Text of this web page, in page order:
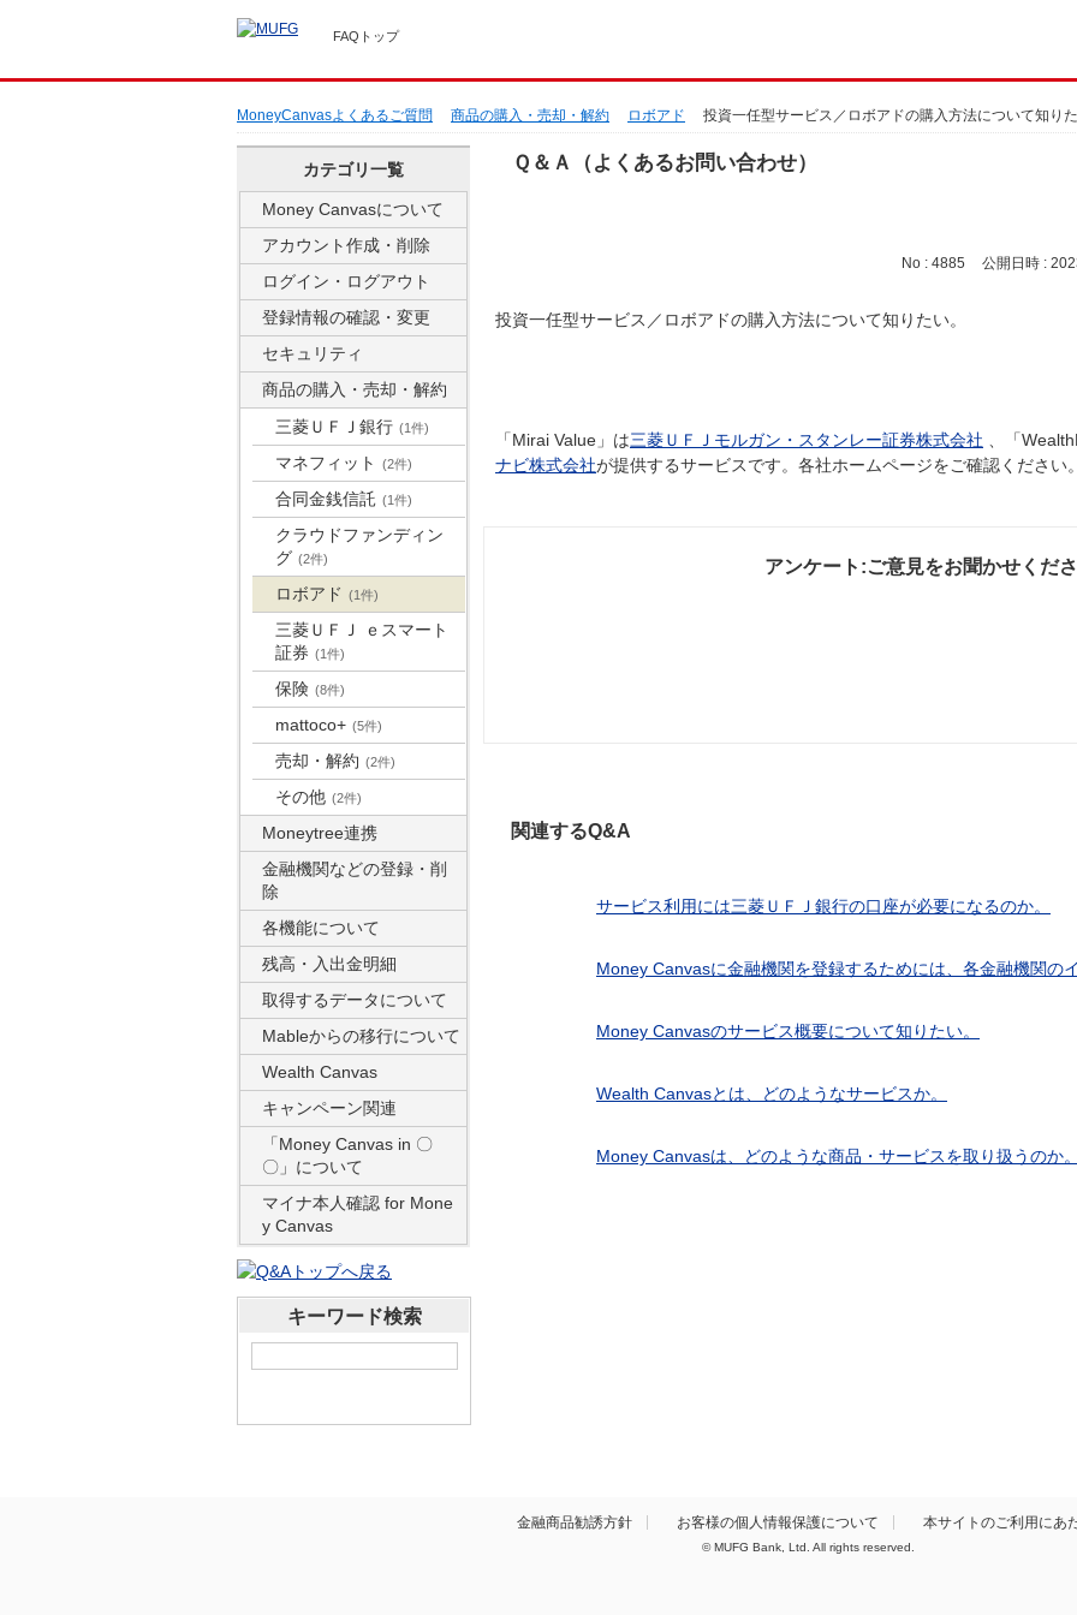
FAQトップ
MoneyCanvasよくあるご質問 商品の購入・売却・解約 ロボアド 投資一任型サービス／ロボアドの購入方法について知りた
カテゴリ一覧
Money Canvasについて
アカウント作成・削除
ログイン・ログアウト
登録情報の確認・変更
セキュリティ
商品の購入・売却・解約
三菱ＵＦＪ銀行 (1件)
マネフィット (2件)
合同金銭信託 (1件)
クラウドファンディン
グ (2件)
ロボアド (1件)
三菱ＵＦＪ ｅスマート
証券 (1件)
保険 (8件)
mattoco+ (5件)
売却・解約 (2件)
その他 (2件)
Moneytree連携
金融機関などの登録・削
除
各機能について
残高・入出金明細
取得するデータについて
Mableからの移行について
Wealth Canvas
キャンペーン関連
「Money Canvas in 〇
〇」について
マイナ本人確認 for Mone
y Canvas
キーワード検索
Ｑ＆Ａ（よくあるお問い合わせ）
No : 4885 公開日時 :
投資一任型サービス／ロボアドの購入方法について知りたい。
「Mirai Value」は三菱ＵＦＪモルガン・スタンレー証券株式会社 、「
ナビ株式会社が提供するサービスです。各社ホームページをご確認ください。
アンケート:ご意見をお聞かせくだ
関連するQ&A
サービス利用には三菱ＵＦＪ銀行の口座が必要になるのか。
Money Canvasに金融機関を登録するためには、各金融機関の
Money Canvasのサービス概要について知りたい。
Wealth Canvasとは、どのようなサービスか。
Money Canvasは、どのような商品・サービスを取り扱うのか。
金融商品勧誘方針 お客様の個人情報保護について 本サイトのご利用にあ
© MUFG Bank, Ltd. All rights reserved.